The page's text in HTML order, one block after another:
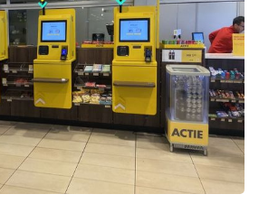
События
Контакты
Лучшие АЗС мира
Мнения
Видео